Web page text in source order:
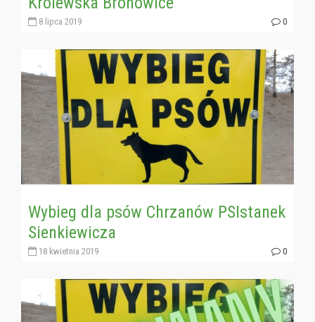
8 lipca 2019 0
Wybieg dla psów Chrzanów PSIstanek
Sienkiewicza
18 kwietnia 2019 0